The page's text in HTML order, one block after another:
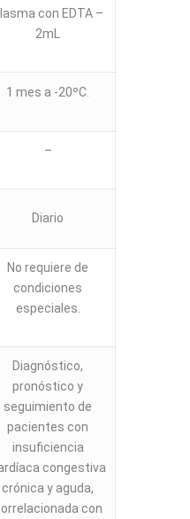
con EDTA –
2mL
1 mes a -20ºC.
–
Diario
No requiere de
condiciones
especiales.
Diagnóstico,
pronóstico y
seguimiento de
pacientes con
insuficiencia
congestiva
crónica y aguda,
con